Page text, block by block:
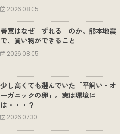
2026.08.05
善意はなぜ「ずれる」のか。熊本地震
で、買い物ができること
2026.08.05
少し高くても選んでいた「平飼い・オ
ーガニックの卵」。実は環境に
は・・・？
2026.07.30